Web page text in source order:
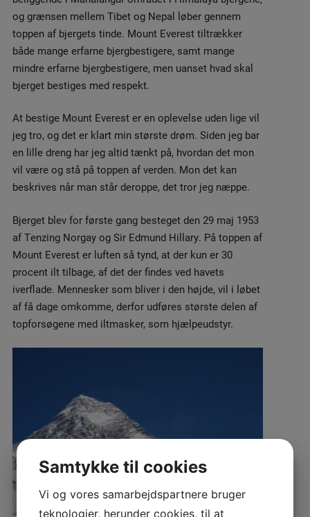
og grænsen mellem Tibet og Nepal løber gennem
toppen af bjergets tinde. Mount Everest tiltrækker
både mange erfarne bjergbestigere, samt mange
mindre erfarne bjergbestigere, men uanset hvad skal
bjerget bestiges med respekt.
At bestige Mount Everest er en oplevelse uden lige vil
jeg tro, og det er klart min største drøm. Siden jeg bar
en lille dreng har jeg altid tænkt på, hvordan det mon
vil være og stå på toppen af verden. Mon det kan
beskrives når man står deroppe, det tror jeg næppe.
Bjerget blev for første gang besteget den 29 maj 1953
af Tenzing Norgay og Sir Edmund Hillary. På toppen af
Mount Everest er luften så tynd, at der kun er 30
procent ilt tilbage, af det der findes ved havets
iverflade. Mennesker som bliver i den højde, vil i løbet
af få dage omkomme, derfor udføres største delen af
topforsøgene med iltmasker, som hjælpeudstyr.
Samtykke til cookies
Vi og vores samarbejdspartnere bruger
teknologier, herunder cookies, til at